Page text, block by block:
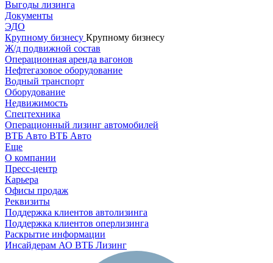
Выгоды лизинга
Документы
ЭДО
Крупному бизнесу Крупному бизнесу
Ж/д подвижной состав
Операционная аренда вагонов
Нефтегазовое оборудование
Водный транспорт
Оборудование
Недвижимость
Спецтехника
Операционный лизинг автомобилей
ВТБ Авто ВТБ Авто
Еще
О компании
Пресс-центр
Карьера
Офисы продаж
Реквизиты
Поддержка клиентов автолизинга
Поддержка клиентов оперлизинга
Раскрытие информации
Инсайдерам АО ВТБ Лизинг